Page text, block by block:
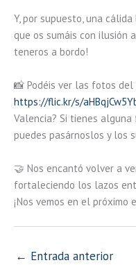
Y, por supuesto, una
que os sumáis con ilusión
teneros a bordo!
📸 Podéis ver las fotos
https://flic.kr/s/
Valencia? Si tienes
puedes pasárnoslos y los
🤝 Nos encantó volver a
fortaleciendo los lazos
¡Nos vemos en el próximo
← Entrada anterior